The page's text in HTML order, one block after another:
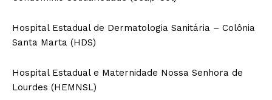
Hospital Estadual de Dermatologia Sanitária – Colônia
Santa Marta (HDS)
Hospital Estadual e Maternidade Nossa Senhora de
Lourdes (HEMNSL)